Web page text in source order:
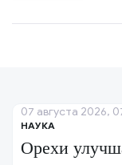
НАУКА
Орехи
07 августа 2026,